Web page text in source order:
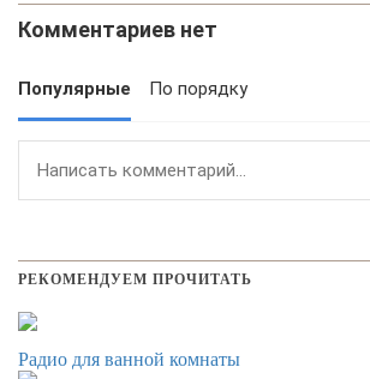
Комментариев нет
Популярные По порядку
РЕКОМЕНДУЕМ ПРОЧИТАТЬ
Радио для ванной комнаты